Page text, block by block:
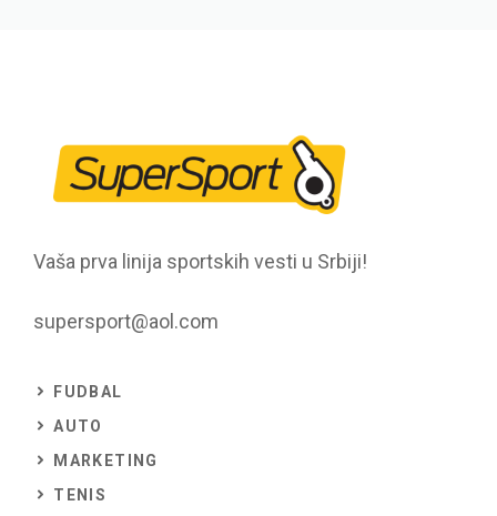
Vaša prva linija sportskih vesti u Srbiji!
supersport@aol.com
FUDBAL
AUTO
MARKETING
TENIS